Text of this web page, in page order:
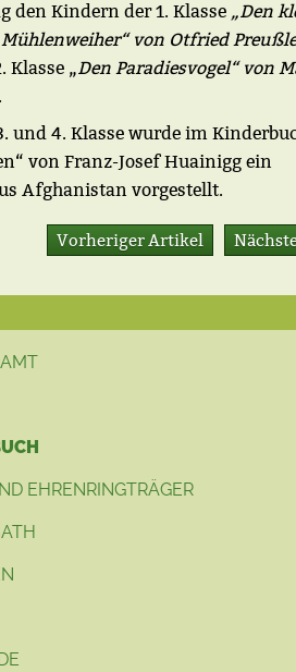
den Kindern der 1. Klasse „Den
von Otfried
Klasse „Den Paradiesvogel“ von
und 4. Klasse wurde im
von Franz-Josef Huainigg ein
Afghanistan vorgestellt.
Vorheriger Artikel
EHRENRINGTRÄGER